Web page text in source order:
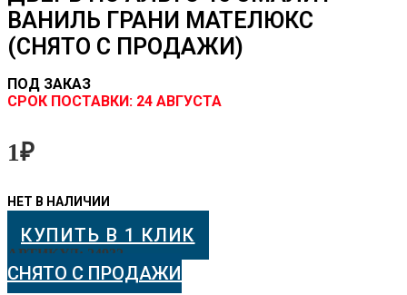
ВАНИЛЬ ГРАНИ МАТЕЛЮКС
(СНЯТО С ПРОДАЖИ)
ПОД ЗАКАЗ
CРОК ПОСТАВКИ: 24 АВГУСТА
1₽
КУПИТЬ В 1 КЛИК
АРТИКУЛ: 24932
СНЯТО С ПРОДАЖИ